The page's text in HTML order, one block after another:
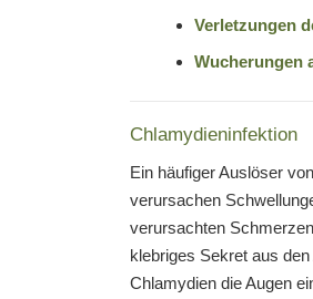
Verletzungen
Wucherungen
Chlamydieninfektion
Ein häufiger Auslöser
verursachen
verursachten
klebriges Sekret aus
Chlamydien die Augen